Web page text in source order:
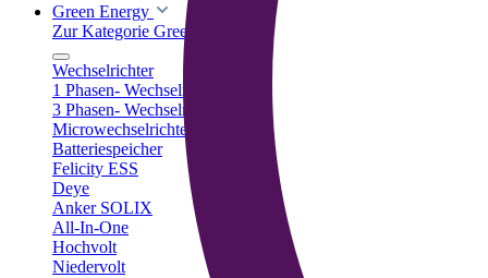
Green Energy
Zur Kategorie Green Energy
Wechselrichter
1 Phasen- Wechselrichter
3 Phasen- Wechselrichter
Microwechselrichter
Batteriespeicher
Felicity ESS
Deye
Anker SOLIX
All-In-One
Hochvolt
Niedervolt